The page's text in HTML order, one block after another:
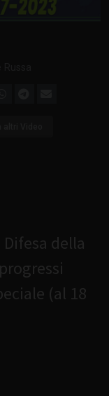
della
(al 18